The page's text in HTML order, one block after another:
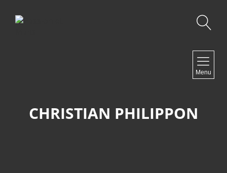
Menu
CHRISTIAN PHILIPPON